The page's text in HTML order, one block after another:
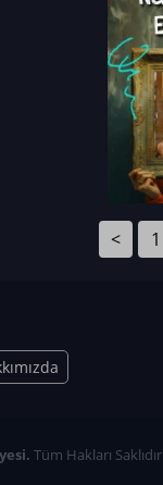
< 1
Tüm Hakları Saklıdır